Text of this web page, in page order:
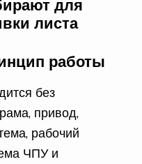
работы
без
привод,
рабочий
ЧПУ и